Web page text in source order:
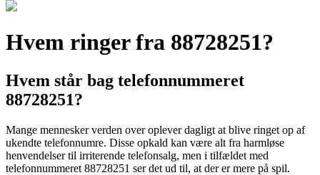
Hvem ringer fra 88728251?
Hvem står bag telefonnummeret
88728251?
Mange mennesker verden over oplever dagligt at blive ringet op af
ukendte telefonnumre. Disse opkald kan være alt fra harmløse
henvendelser til irriterende telefonsalg, men i tilfældet med
telefonnummeret 88728251 ser det ud til, at der er mere på spil.